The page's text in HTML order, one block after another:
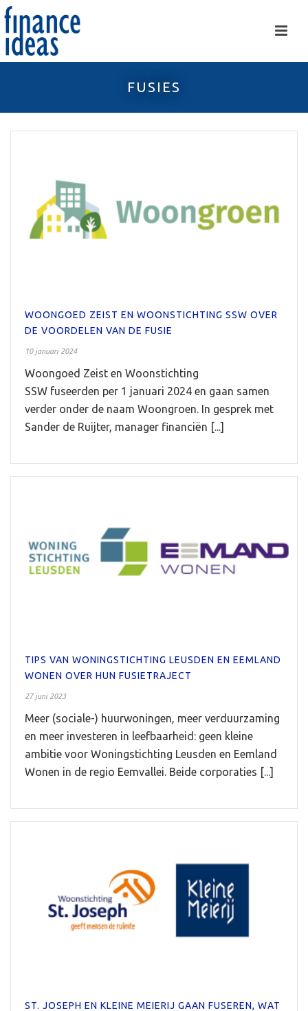
FUSIES
WOONGOED ZEIST EN WOONSTICHTING SSW OVER
DE VOORDELEN VAN DE FUSIE
10 januari 2024
Woongoed Zeist en Woonstichting
SSW fuseerden per 1 januari 2024 en gaan samen
verder onder de naam Woongroen. In gesprek met
Sander de Ruijter, manager financiën [...]
TIPS VAN WONINGSTICHTING LEUSDEN EN EEMLAND
WONEN OVER HUN FUSIETRAJECT
27 juni 2023
Meer (sociale-) huurwoningen, meer verduurzaming
en meer investeren in leefbaarheid: geen kleine
ambitie voor Woningstichting Leusden en Eemland
Wonen in de regio Eemvallei. Beide corporaties [...]
ST. JOSEPH EN KLEINE MEIERIJ GAAN FUSEREN, WAT